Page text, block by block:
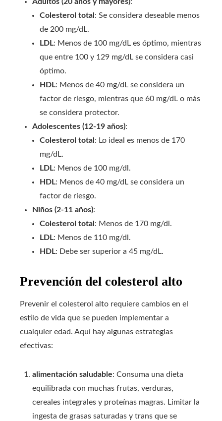
Colesterol total : Se considera deseable menos
de 200 mg/dL.
LDL: Menos de 100 mg/dL es óptimo, mientras
que entre 100 y 129 mg/dL se considera casi
óptimo.
HDL: Menos de 40 mg/dL se considera un
factor de riesgo, mientras que 60 mg/dL o más
se considera protector.
Adolescentes (12-19 años):
Colesterol total : Lo ideal es menos de 170
mg/dL.
LDL: Menos de 100 mg/dl.
HDL: Menos de 40 mg/dL se considera un
factor de riesgo.
Niños (2-11 años):
Colesterol total : Menos de 170 mg/dl.
LDL: Menos de 110 mg/dl.
HDL: Debe ser superior a 45 mg/dL.
Prevención del colesterol alto
Prevenir el colesterol alto requiere cambios en el
estilo de vida que se pueden implementar a
cualquier edad. Aquí hay algunas estrategias
efectivas:
alimentación saludable: Consuma una dieta
equilibrada con muchas frutas, verduras,
cereales integrales y proteínas magras. Limitar la
ingesta de grasas saturadas y trans que se